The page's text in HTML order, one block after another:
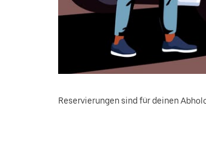
Reservierungen sind für deinen